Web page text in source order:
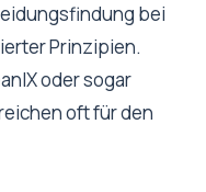
bei
Prinzipien.
oder sogar
oft für den